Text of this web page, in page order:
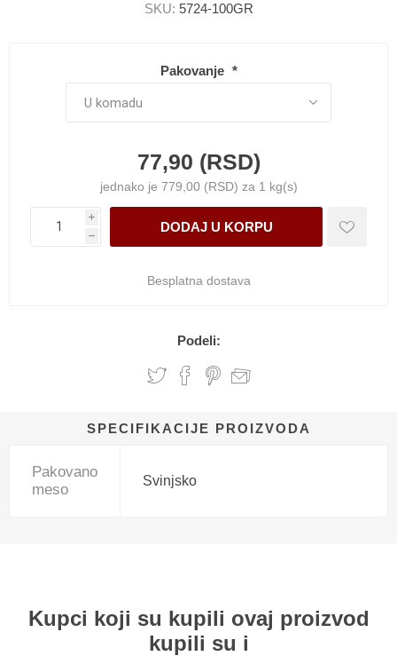
SKU: 5724-100GR
Pakovanje *
77,90 (RSD)
jednako je 779,00 (RSD) za 1 kg(s)
i
h
Besplatna dostava
Podeli:
SPECIFIKACIJE PROIZVODA
Pakovano
meso
Svinjsko
Kupci koji su kupili ovaj proizvod
kupili su i